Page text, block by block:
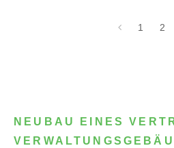
1 2
NEUBAU EINES